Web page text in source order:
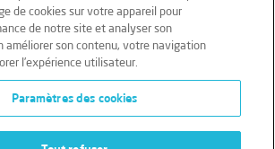
Conditions générales
– Volontaires
Cookies
de cookies sur votre appareil pour
de notre site et analyser son
améliorer son contenu, votre navigation
l’expérience utilisateur.
Paramètres des cookies